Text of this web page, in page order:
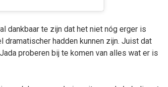
dankbaar te zijn dat het niet nóg erger is
hadden kunnen zijn. Juist dat
proberen bij te komen van alles wat er is